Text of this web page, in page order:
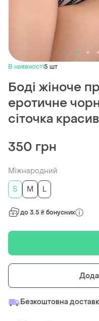
В наявності5 шт
Боді жіноче
еротичне
сіточка
350 грн
Міжнародний
S
M L
до 3.5 ₴ бонусних
Безкоштовна